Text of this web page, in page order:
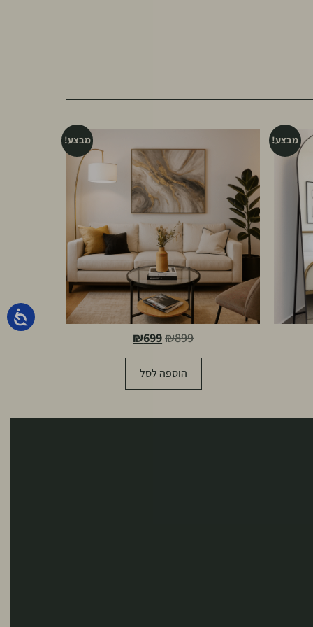
מבצע! מבצע!
₪899
₪699
הוספה לסל